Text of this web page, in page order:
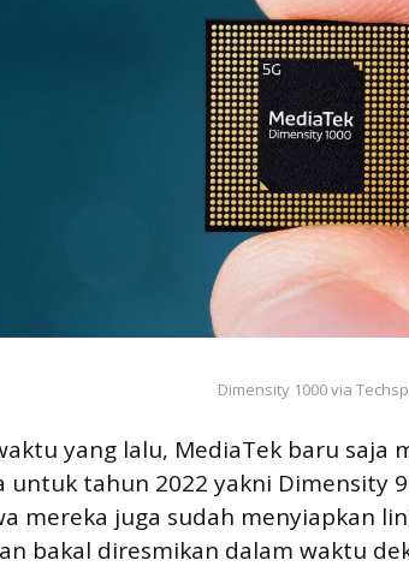
Dimensity 1000 via
yang lalu, MediaTek baru saja
untuk tahun 2022 yakni Dimensity
mereka juga sudah menyiapkan
bakal diresmikan dalam waktu